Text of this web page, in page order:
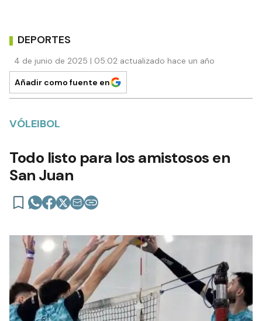
DEPORTES
4 de junio de 2025 | 05:02 actualizado hace un año
Añadir como fuente en
VÓLEIBOL
Todo listo para los amistosos en
San Juan